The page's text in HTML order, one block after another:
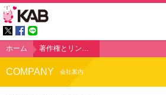
ホーム 著作権とリンクについて
COMPANY 会社案内